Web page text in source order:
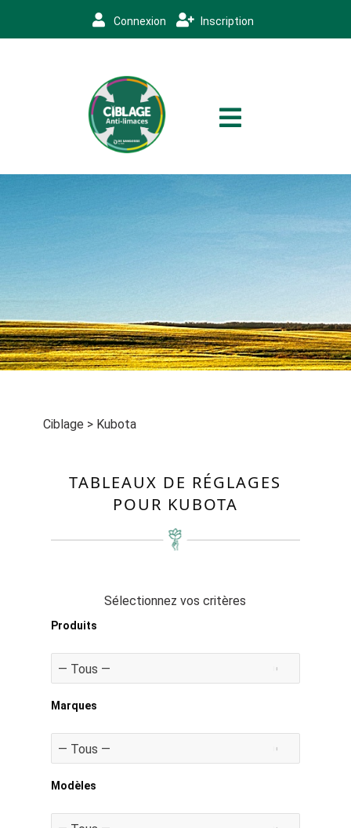
Connexion Inscription
Ciblage > Kubota
TABLEAUX DE RÉGLAGES
POUR KUBOTA
Sélectionnez vos critères
Produits
Marques
Modèles